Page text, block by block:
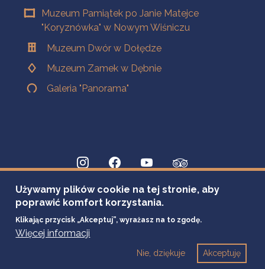
Muzeum Pamiątek po Janie Matejce
"Koryznówka" w Nowym Wiśniczu
Muzeum Dwór w Dołędze
Muzeum Zamek w Dębnie
Galeria "Panorama"
Używamy plików cookie na tej stronie, aby
poprawić komfort korzystania.
Klikając przycisk „Akceptuj”, wyrażasz na to zgodę.
Więcej informacji
Akceptuję
Nie, dziękuje